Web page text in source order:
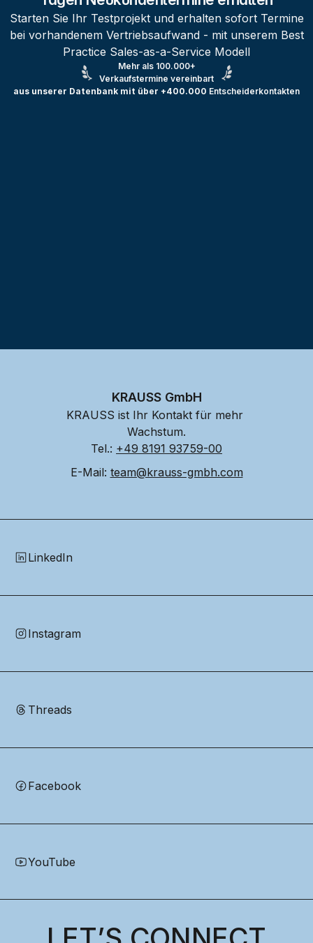
Starten Sie Ihr Testprojekt und erhalten sofort Termine
bei vorhandenem Vertriebsaufwand - mit unserem Best
Practice Sales-as-a-Service Modell
Mehr als 100.000+
Verkaufstermine vereinbart
aus unserer Datenbank mit über +400.000 Entscheiderkontakten
KRAUSS GmbH
KRAUSS ist Ihr Kontakt für mehr
Wachstum.
Tel.: +49 8191 93759-00
E-Mail: team@krauss-gmbh.com
LinkedIn
Instagram
Threads
Facebook
YouTube